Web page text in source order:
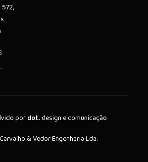
por dot. design e comunicação
& Vedor Engenharia Lda.